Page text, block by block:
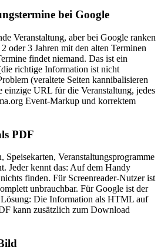
bei Google
Veranstaltung, aber bei Google ranken
oder 3 Jahren mit den alten Terminen
findet niemand. Das ist ein
richtige Information ist nicht
(veraltete Seiten kannibalisieren
einzige URL für die Veranstaltung, jedes
Event-Markup und korrektem
PDF
Speisekarten, Veranstaltungsprogramme
Jeder kennt das: Auf dem Handy
finden. Für Screenreader-Nutzer ist
unbrauchbar. Für Google ist der
Die Information als HTML auf
kann zusätzlich zum Download